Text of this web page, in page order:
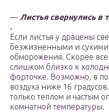
— Листья свернулись в
.
Если листья у драцены
безжизненными и сухими,
обморожения. Скорее
слишком близко к
форточке. Возможно, в
воздуха ниже 16
только теплом и частым
комнатной температуры.